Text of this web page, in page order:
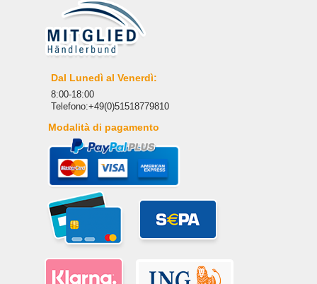
Dal Lunedì al Venerdì:
8:00-18:00
Telefono:+49(0)51518779810
Modalità di pagamento